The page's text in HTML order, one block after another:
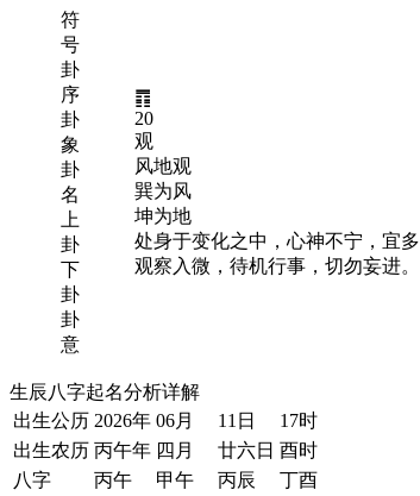
符
号
卦
序
卦
象
卦
名
上
卦
下
卦
卦
意
䷓
20
观
风地观
巽为风
坤为地
处身于变化之中，心神不宁，宜多
观察入微，待机行事，切勿妄进。
生辰八字起名分析详解
出生公历 2026年 06月 11日
17时
出生农历 丙午年 四月 廿六日 酉时
八字
丙午 甲午 丙辰 丁酉